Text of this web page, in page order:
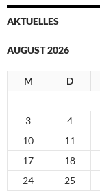
AKTUELLES
AUGUST 2026
M D
3
4
10
11
17
18
24
25